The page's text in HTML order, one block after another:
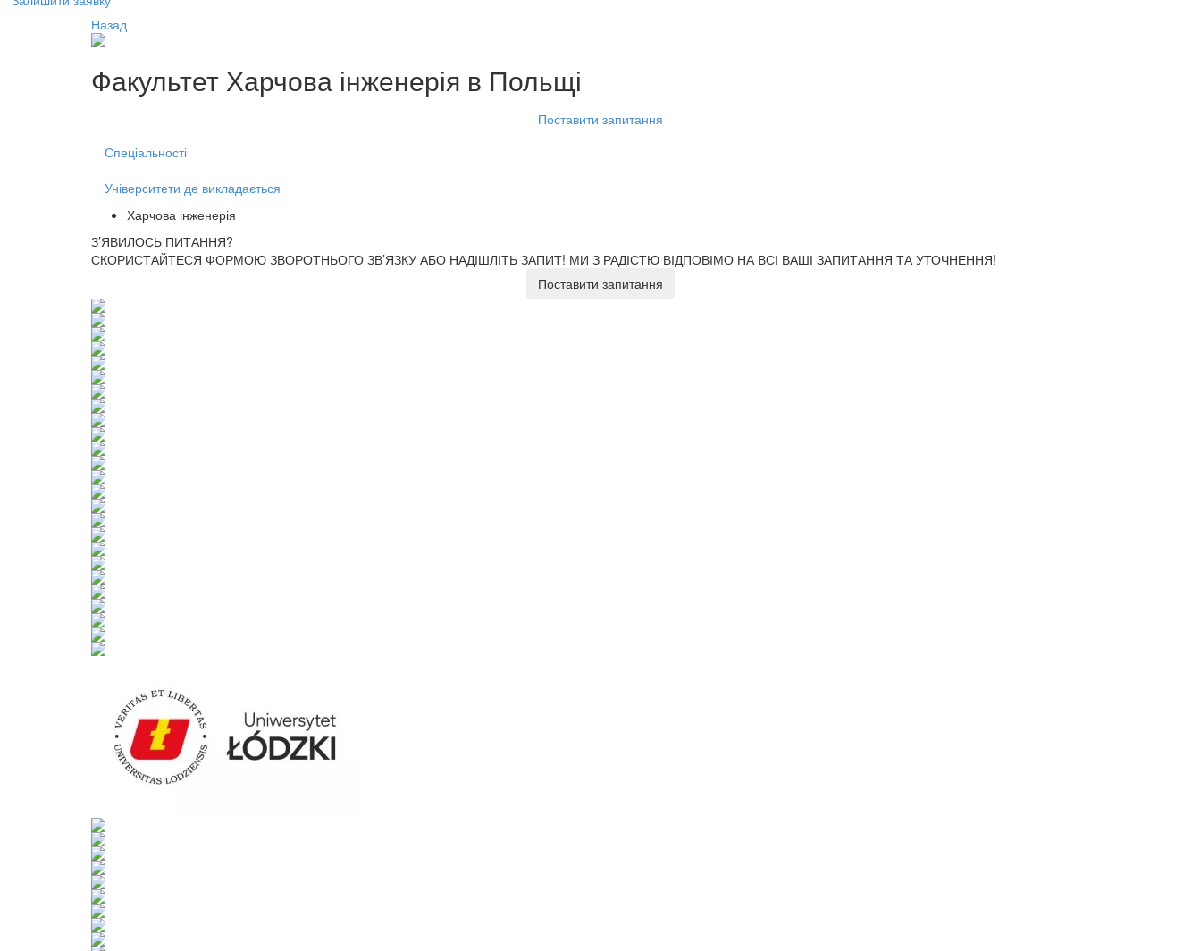
Назад
Факультет Харчова інженерія в Польщі
Поставити запитання
Спеціальності
Університети де викладається
Харчова інженерія
З’ЯВИЛОСЬ ПИТАННЯ?
СКОРИСТАЙТЕСЯ ФОРМОЮ ЗВОРОТНЬОГО ЗВ’ЯЗКУ АБО НАДІШЛІТЬ ЗАПИТ! МИ З РАДІСТЮ ВІДПОВІМО НА ВСІ ВАШІ ЗАПИТАННЯ ТА УТОЧНЕННЯ!
Поставити запитання